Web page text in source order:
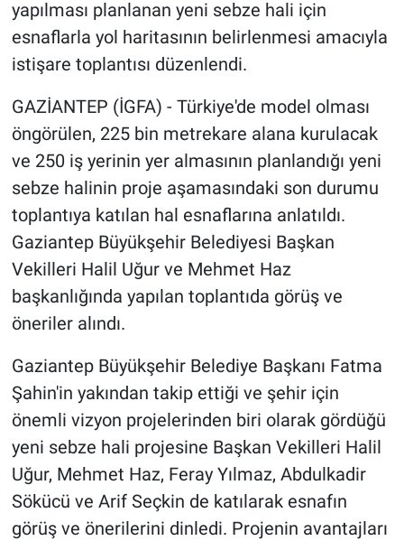
yapılması planlanan yeni sebze hali için
esnaflarla yol haritasının belirlenmesi amacıyla
istişare toplantısı düzenlendi.
GAZİANTEP (İGFA) - Türkiye'de model olması
öngörülen, 225 bin metrekare alana kurulacak
ve 250 iş yerinin yer almasının planlandığı yeni
sebze halinin proje aşamasındaki son durumu
toplantıya katılan hal esnaflarına anlatıldı.
Gaziantep Büyükşehir Belediyesi Başkan
Vekilleri Halil Uğur ve Mehmet Haz
başkanlığında yapılan toplantıda görüş ve
öneriler alındı.
Gaziantep Büyükşehir Belediye Başkanı Fatma
Şahin'in yakından takip ettiği ve şehir için
önemli vizyon projelerinden biri olarak gördüğü
yeni sebze hali projesine Başkan Vekilleri Halil
Uğur, Mehmet Haz, Feray Yılmaz, Abdulkadir
Sökücü ve Arif Seçkin de katılarak esnafın
görüş ve önerilerini dinledi. Projenin avantajları